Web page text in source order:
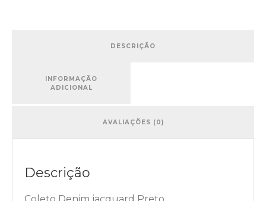
DESCRIÇÃO
INFORMAÇÃO
ADICIONAL
AVALIAÇÕES (0)
Descrição